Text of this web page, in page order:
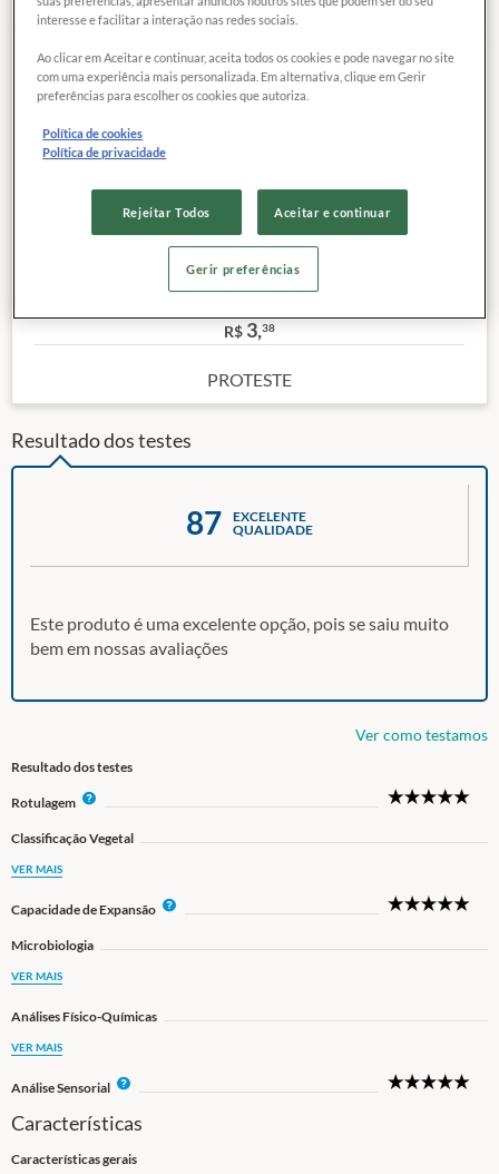
87
EXCELENTE
QUALIDADE
COMPARAR
Categoria:Arroz Beneficiado Polido Longo Fino Tipo 1
Clique aqui
Classificação Vegetal Real:
Tipo 1
Peso (kg):1
Outras características
R$ 3,38
PROTESTE
Resultado dos testes
87
EXCELENTE
QUALIDADE
Este produto é uma excelente opção, pois se saiu muito
bem em nossas avaliações
Ver como testamos
Resultado dos testes
Rotulagem
f
Classificação Vegetal
VER MAIS
Capacidade de Expansão
f
Microbiologia
VER MAIS
Análises Físico-Químicas
VER MAIS
Análise Sensorial
f
Características
Características gerais
interesse e facilitar a interação nas redes sociais.
Ao clicar em Aceitar e continuar, aceita todos os cookies e pode navegar no site
com uma experiência mais personalizada. Em alternativa, clique em Gerir
preferências para escolher os cookies que autoriza.
Política de cookies
Política de privacidade
Rejeitar Todos Aceitar e continuar
Gerir preferências